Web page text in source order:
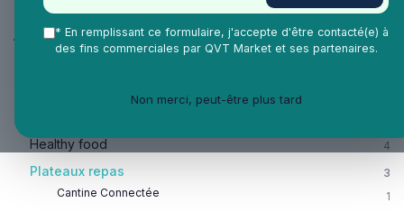
Catégories
Aménagement des espaces de travail 47
Healthy food 4
Plateaux repas
3
Cantine Connectée
1
* En remplissant ce formulaire, j'accepte d'être contacté(e) à
des fins commerciales par QVT Market et ses partenaires.
Non merci, peut-être plus tard